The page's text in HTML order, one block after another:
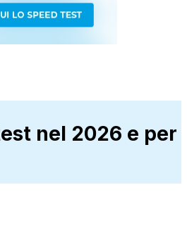
nel 2026 e per